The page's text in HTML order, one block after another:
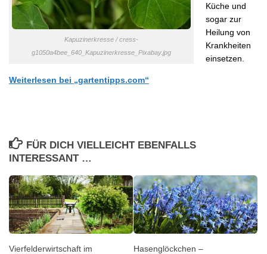
Kapuzinerkresse / cress-
g1050a4bee_640_Kapuzinerkresse_Pixabay.jpg
Küche und
sogar zur
Heilung von
Krankheiten
einsetzen.
Weiterlesen bei „gartentipps.com“
FÜR DICH VIELLEICHT EBENFALLS
INTERESSANT …
Vierfelderwirtschaft im
Hasenglöckchen –